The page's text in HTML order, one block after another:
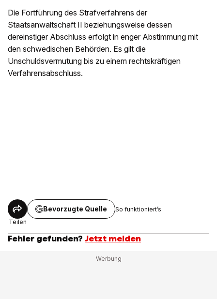
Die Fortführung des Strafverfahrens der
Staatsanwaltschaft II beziehungsweise dessen
dereinstiger Abschluss erfolgt in enger Abstimmung mit
den schwedischen Behörden. Es gilt die
Unschuldsvermutung bis zu einem rechtskräftigen
Verfahrensabschluss.
Teilen
Bevorzugte Quelle So funktioniert’s
Fehler gefunden? Jetzt melden